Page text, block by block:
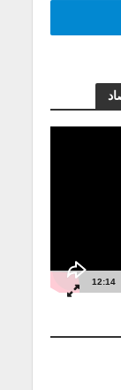
12:14